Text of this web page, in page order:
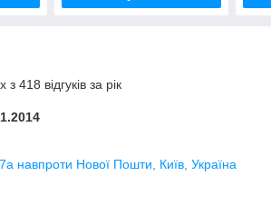
418 відгуків за рік
навпроти Нової Пошти, Київ, Україна